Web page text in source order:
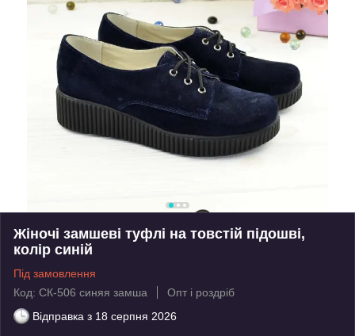
Жіночі замшеві туфлі на товстій підошві,
колір синій
Під замовлення
Код: СК-506 синяя замша
Опт і роздріб
Відправка з 18 серпня 2026